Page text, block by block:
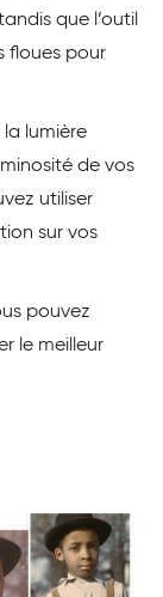
que l’outil
floues pour
la lumière
de vos
utiliser
sur vos
pouvez
le meilleur